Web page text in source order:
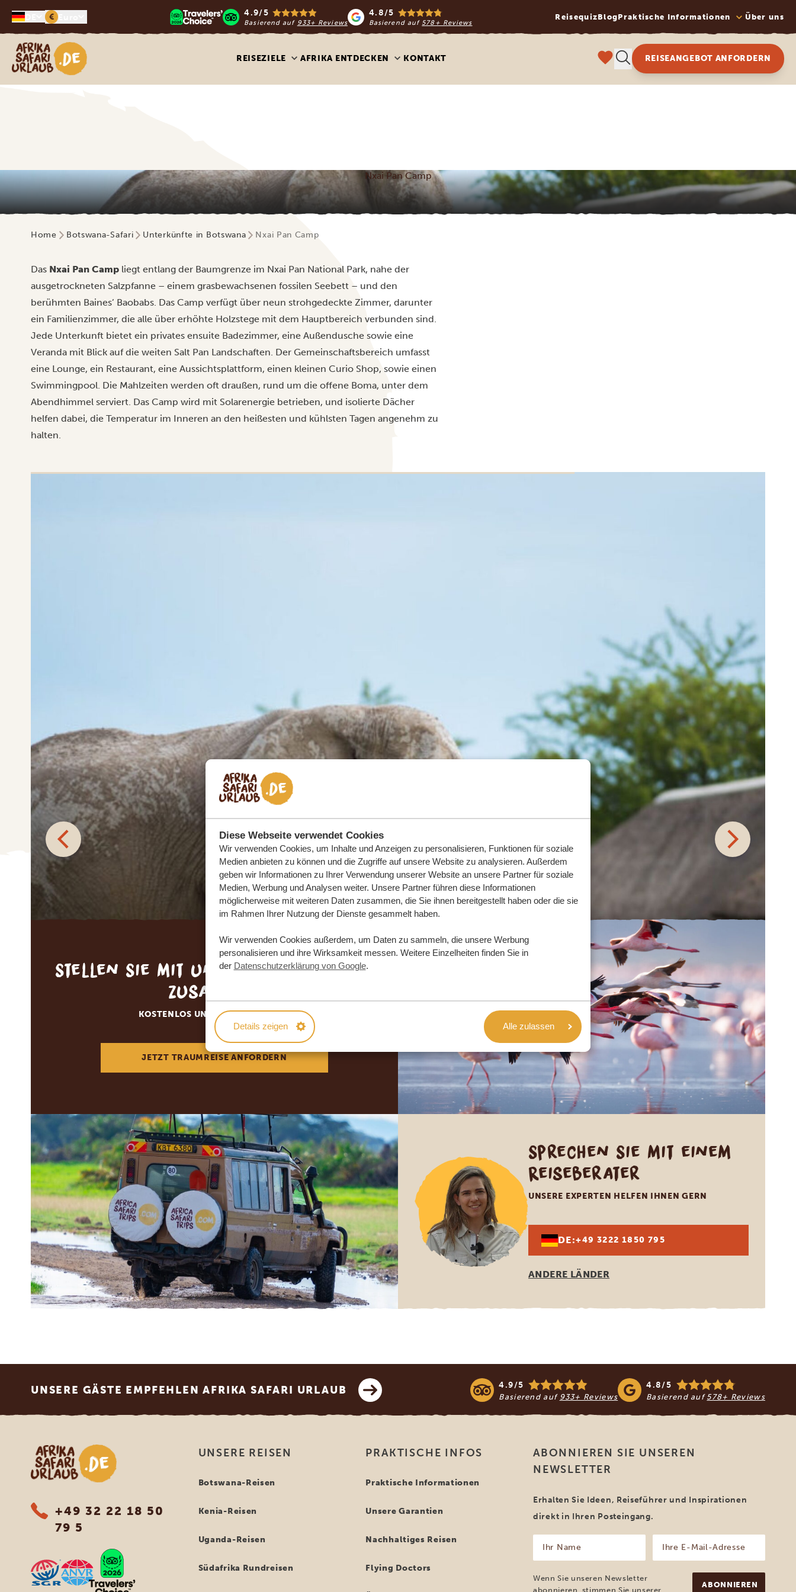
Diese Webseite verwendet Cookies
Wir verwenden Cookies, um Inhalte und Anzeigen zu personalisieren, Funktionen für soziale
Medien anbieten zu können und die Zugriffe auf unsere Website zu analysieren. Außerdem
geben wir Informationen zu Ihrer Verwendung unserer Website an unsere Partner für soziale
Medien, Werbung und Analysen weiter. Unsere Partner führen diese Informationen
möglicherweise mit weiteren Daten zusammen, die Sie ihnen bereitgestellt haben oder die sie
im Rahmen Ihrer Nutzung der Dienste gesammelt haben.
Wir verwenden Cookies außerdem, um Daten zu sammeln, die unsere Werbung
personalisieren und ihre Wirksamkeit messen. Weitere Einzelheiten finden Sie in
der Datenschutzerklärung von Google.
Details zeigen Alle zulassen
€ 4.9/5
Basierend auf 933+ Reviews
4.8/5
Basierend auf 578+ Reviews
ReisequizBlogPraktische Informationen Über uns
Afrika Safari Urlaub
REISEZIELE AFRIKA ENTDECKEN KONTAKT REISEANGEBOT ANFORDERN
Nxai Pan Camp
Home Botswana-Safari Unterkünfte in Botswana Nxai Pan Camp
Das Nxai Pan Camp liegt entlang der Baumgrenze im Nxai Pan National Park, nahe der
ausgetrockneten Salzpfanne – einem grasbewachsenen fossilen Seebett – und den
berühmten Baines’ Baobabs. Das Camp verfügt über neun strohgedeckte Zimmer, darunter
ein Familienzimmer, die alle über erhöhte Holzstege mit dem Hauptbereich verbunden sind.
Jede Unterkunft bietet ein privates ensuite Badezimmer, eine Außendusche sowie eine
Veranda mit Blick auf die weiten Salt Pan Landschaften. Der Gemeinschaftsbereich umfasst
eine Lounge, ein Restaurant, eine Aussichtsplattform, einen kleinen Curio Shop, sowie einen
Swimmingpool. Die Mahlzeiten werden oft draußen, rund um die offene Boma, unter dem
Abendhimmel serviert. Das Camp wird mit Solarenergie betrieben, und isolierte Dächer
helfen dabei, die Temperatur im Inneren an den heißesten und kühlsten Tagen angenehm zu
halten.
Stellen Sie mit uns Ihre Traumreise
zusammen
KOSTENLOS UND UNVERBINDLICH
JETZT TRAUMREISE ANFORDERN
Sprechen Sie mit einem
Reiseberater
UNSERE EXPERTEN HELFEN IHNEN GERN
DE:+49 3222 1850 795
ANDERE LÄNDER
UNSERE GÄSTE EMPFEHLEN AFRIKA SAFARI URLAUB 4.9/5
Basierend auf 933+ Reviews
4.8/5
Basierend auf 578+ Reviews
Afrika Safari Urlaub
+49 32 22 18 50
79 5
UNSERE REISEN
Botswana-Reisen
Kenia-Reisen
Uganda-Reisen
Südafrika Rundreisen
PRAKTISCHE INFOS
Praktische Informationen
Unsere Garantien
Nachhaltiges Reisen
Flying Doctors
ABONNIEREN SIE UNSEREN
NEWSLETTER
Erhalten Sie Ideen, Reiseführer und Inspirationen
direkt in Ihren Posteingang.
Name
(erforderlich)
Mail-
(erforderlich)
Wenn Sie unseren Newsletter
abonnieren, stimmen Sie unserer